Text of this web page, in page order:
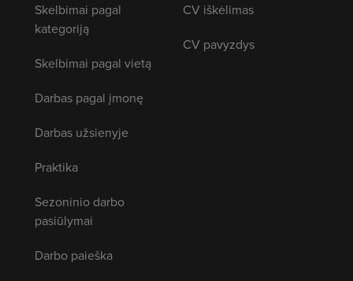
Skelbimai pagal
kategoriją
Skelbimai pagal vietą
Darbas pagal įmonę
Darbas užsienyje
Praktika
Sezoninio darbo
pasiūlymai
Darbo paieška
CV iškėlimas
CV pavyzdys